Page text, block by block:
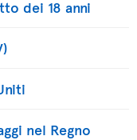
dei 18 anni
nel Regno